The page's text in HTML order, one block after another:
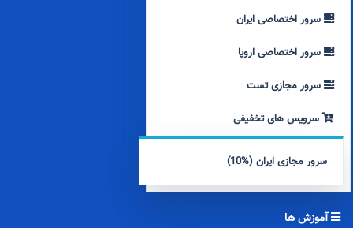
سرور اختصاصی ایران
سرور اختصاصی اروپا
سرور مجازی تست
سرویس های تخفیفی
سرور مجازی ایران (%10)
آموزش ها